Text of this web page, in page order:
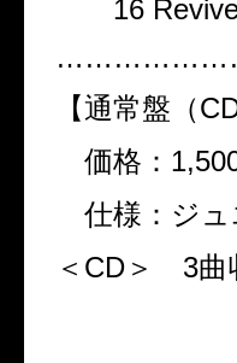
16
【通常盤（
価格：
仕様：ジュ
＜ CD ＞ 3曲